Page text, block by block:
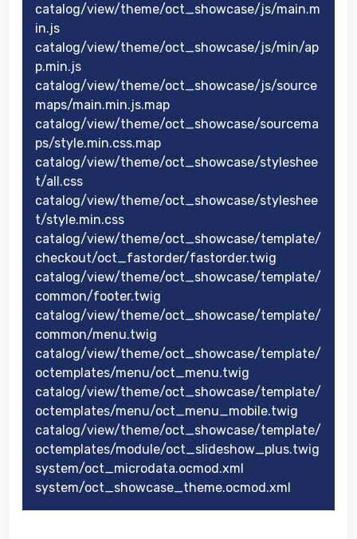
catalog/view/theme/oct_showcase/js/main.m
in.js
catalog/view/theme/oct_showcase/js/min/ap
p.min.js
catalog/view/theme/oct_showcase/js/source
maps/main.min.js.map
catalog/view/theme/oct_showcase/sourcema
ps/style.min.css.map
catalog/view/theme/oct_showcase/styleshee
t/all.css
catalog/view/theme/oct_showcase/styleshee
t/style.min.css
catalog/view/theme/oct_showcase/template/
checkout/oct_fastorder/fastorder.twig
catalog/view/theme/oct_showcase/template/
common/footer.twig
catalog/view/theme/oct_showcase/template/
common/menu.twig
catalog/view/theme/oct_showcase/template/
octemplates/menu/oct_menu.twig
catalog/view/theme/oct_showcase/template/
octemplates/menu/oct_menu_mobile.twig
catalog/view/theme/oct_showcase/template/
octemplates/module/oct_slideshow_plus.twig
system/oct_microdata.ocmod.xml
system/oct_showcase_theme.ocmod.xml